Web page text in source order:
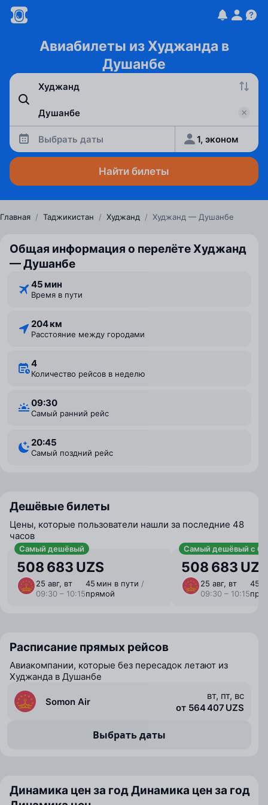
Авиабилеты из Худжанда в
Душанбе
Выбрать даты 1, эконом
Найти билеты
Главная / Таджикистан / Худжанд / Худжанд — Душанбе
Общая информация о перелёте Худжанд
— Душанбе
45 мин
Время в пути
204 км
Расстояние между городами
4
Количество рейсов в неделю
09:30
Самый ранний рейс
20:45
Самый поздний рейс
Дешёвые билеты
Цены, которые пользователи нашли за последние 48
часов
Самый дешёвый
508 683 UZS
25 авг, вт
09:30 – 10:15
45 мин в пути /
прямой
Самый дешёвый с
508 683 UZS
25 авг, вт
09:30 – 10:15
45
Расписание прямых рейсов
Авиакомпании, которые без пересадок летают из
Худжанда в Душанбе
Somon Air
вт, пт, вс
от 564 407 UZS
Выбрать даты
Динамика цен за годДинамика цен за год